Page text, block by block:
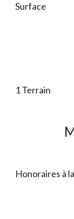
Surface
1 Terrain
Honoraires à